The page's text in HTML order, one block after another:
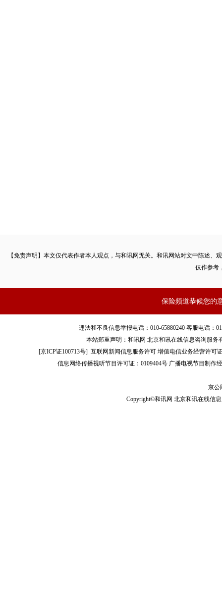
【免责声明】本文仅代表作者本人观点，与和讯网无关。和讯网站对文中陈述
仅作参考
保险频道恭候您的
违法和不良信息举报电话：010-65880240 客服电话：
本站郑重声明：和讯网 北京和讯在线信息咨询服
[京ICP证100713号]互联网新闻信息服务许可 增值电信业务经营许可
信息网络传播视听节目许可证：0109404号 广播电视节目制作
京公
Copyright©和讯网 北京和讯在线信